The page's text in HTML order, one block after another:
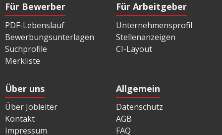
Für Bewerber
PDF-Lebenslauf
Bewerbungsunterlagen
Suchprofile
Merkliste
Für Arbeitgeber
Unternehmensprofil
Stellenanzeigen
CI-Layout
Über uns
Über Jobleiter
Kontakt
Impressum
Allgemein
Datenschutz
AGB
FAQ